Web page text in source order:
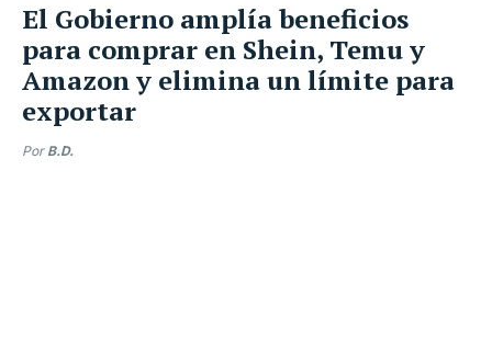
El Gobierno amplía beneficios
para comprar en Shein, Temu y
Amazon y elimina un límite para
exportar
Por B.D.